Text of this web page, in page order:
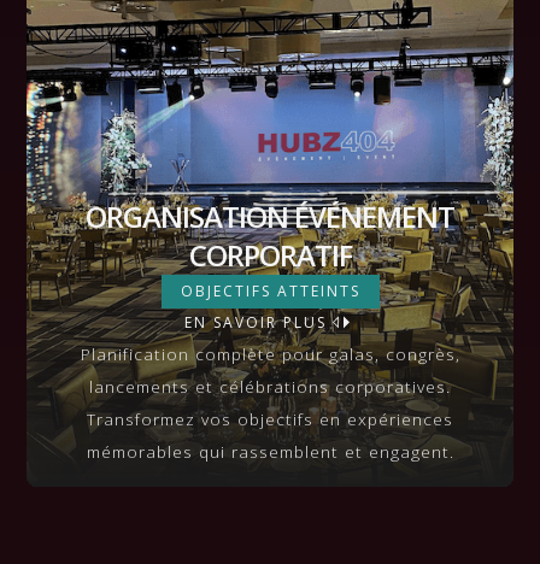
ORGANISATION ÉVÉNEMENT
CORPORATIF
ORGANISATION ÉVÉNEMENT
CORPORATIF
OBJECTIFS ATTEINTS
EN SAVOIR PLUS
VIEW MORE
Planification complète pour galas, congrès,
lancements et célébrations corporatives.
Transformez vos objectifs en expériences
mémorables qui rassemblent et engagent.